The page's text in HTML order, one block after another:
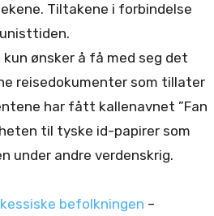
Tiltakene i forbindelse
kun ønsker å få med seg det
reisedokumenter som tillater
har fått kallenavnet ”Fan
til tyske id-papirer som
under andre verdenskrig.
befolkningen –